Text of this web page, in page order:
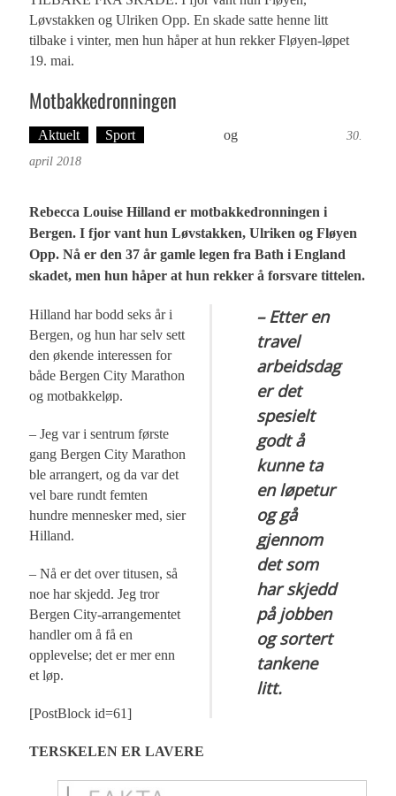
Løvstakken og Ulriken Opp. En skade satte henne litt
tilbake i vinter, men hun håper at hun rekker Fløyen-løpet
19. mai.
Motbakkedronningen
Aktuelt Sport og
30.
april 2018
Rebecca Louise Hilland er motbakkedronningen i
Bergen. I fjor vant hun Løvstakken, Ulriken og Fløyen
Opp. Nå er den 37 år gamle legen fra Bath i England
skadet, men hun håper at hun rekker å forsvare tittelen.
– Etter en
travel
arbeidsdag
er det
spesielt
godt å
kunne ta
en løpetur
og gå
gjennom
det som
har skjedd
på jobben
og sortert
tankene
litt.
Hilland har bodd seks år i
Bergen, og hun har selv sett
den økende interessen for
både Bergen City Marathon
og motbakkeløp.
– Jeg var i sentrum første
gang Bergen City Marathon
ble arrangert, og da var det
vel bare rundt femten
hundre mennesker med, sier
Hilland.
– Nå er det over titusen, så
noe har skjedd. Jeg tror
Bergen City-arrangementet
handler om å få en
opplevelse; det er mer enn
et løp.
[PostBlock id=61]
TERSKELEN ER LAVERE